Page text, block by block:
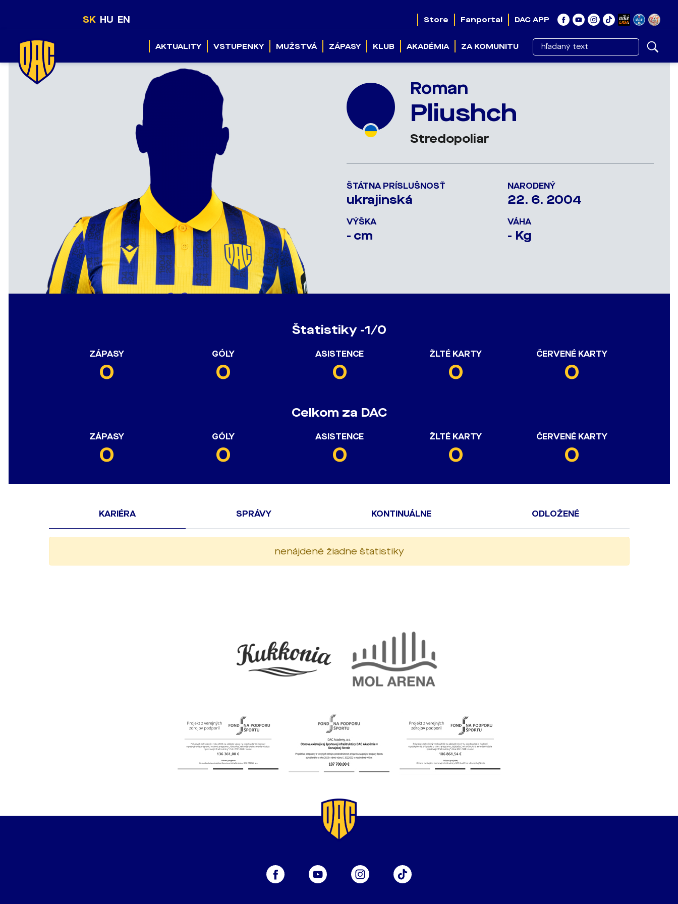
SK HU EN Store Fanportal DAC APP
AKTUALITY VSTUPENKY MUŽSTVÁ ZÁPASY KLUB AKADÉMIA ZA KOMUNITU
Roman
Pliushch
Stredopoliar
ŠTÁTNA PRÍSLUŠNOSŤ
ukrajinská
NARODENÝ
22. 6. 2004
VÝŠKA
- cm
VÁHA
- Kg
Štatistiky -1/0
ZÁPASY
0
GÓLY
0
ASISTENCE
0
ŽLTÉ KARTY
0
ČERVENÉ KARTY
0
Celkom za DAC
ZÁPASY
0
GÓLY
0
ASISTENCE
0
ŽLTÉ KARTY
0
ČERVENÉ KARTY
0
KARIÉRA SPRÁVY KONTINUÁLNE ODLOŽENÉ
nenájdené žiadne štatistiky